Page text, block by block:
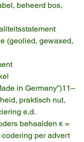
beheerd bos,
(geolied, gewaxed,
in Germany”)11–
praktisch nut,
e.d.
behaalden κ =
per advert